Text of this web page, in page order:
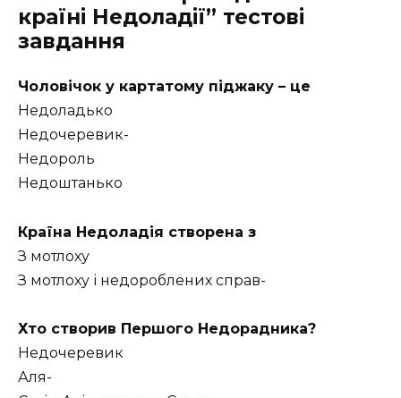
країні Недоладії” тестові
завдання
Чоловічок у картатому піджаку – це
Недоладько
Недочеревик-
Недороль
Недоштанько
Країна Недоладія створена з
З мотлоху
З мотлоху і недороблених справ-
Хто створив Першого Недорадника?
Недочеревик
Аля-